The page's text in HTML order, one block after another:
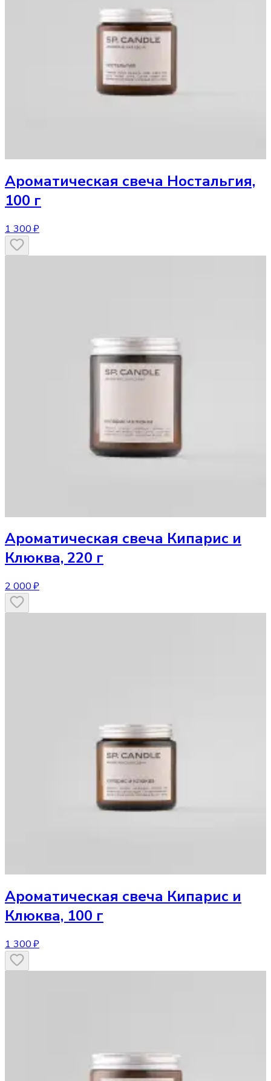
Ароматическая свеча Ностальгия,
100 г
1 300 ₽
Ароматическая свеча Кипарис и
Клюква, 220 г
2 000 ₽
Ароматическая свеча Кипарис и
Клюква, 100 г
1 300 ₽